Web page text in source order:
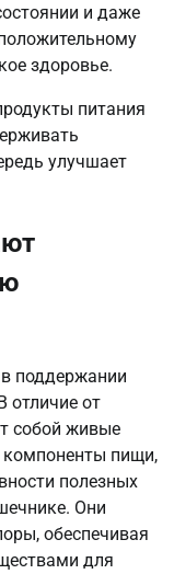
и даже
здоровье.
питания
улучшает
поддержании
отличие от
собой живые
компоненты пищи,
полезных
Они
обеспечивая
для